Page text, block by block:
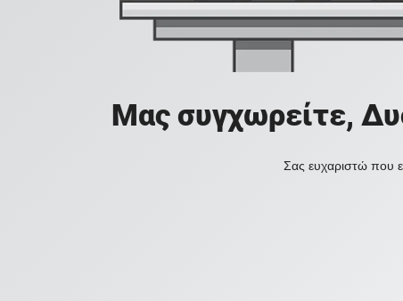
Μας συγχωρείτε,
Σας ευχαριστώ που